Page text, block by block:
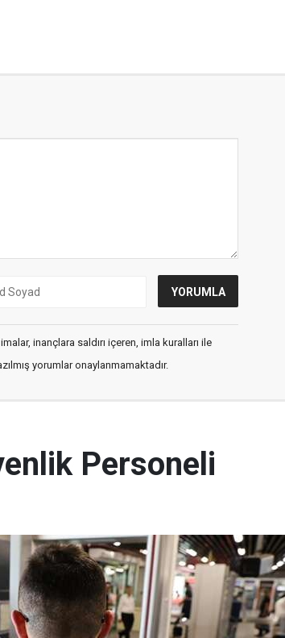
inançlara saldırı içeren, imla kuralları ile
yorumlar onaylanmamaktadır.
Personeli